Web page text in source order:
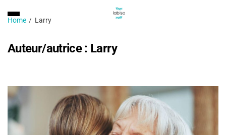
Home Larry
Auteur/autrice : Larry